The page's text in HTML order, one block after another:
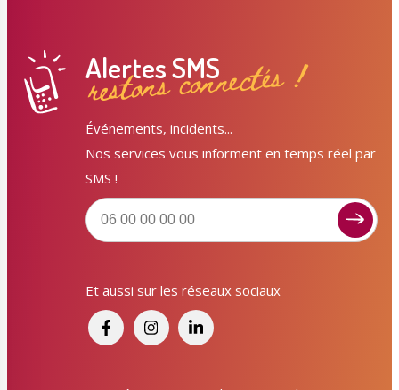
Alertes SMS
restons connectés !
Événements, incidents...
Nos services vous informent en temps réel par
SMS !
Et aussi sur les réseaux sociaux
Signaler un dysfonctionnement ?